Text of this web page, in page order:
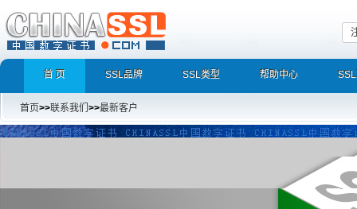
首 页 SSL品牌 SSL类型 帮助中心
首页>>联系我们 >>最新客户